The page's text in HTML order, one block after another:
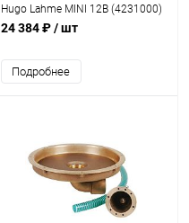
Hugo Lahme MINI 12В (4231000)
24 384 ₽/ шт
Подробнее